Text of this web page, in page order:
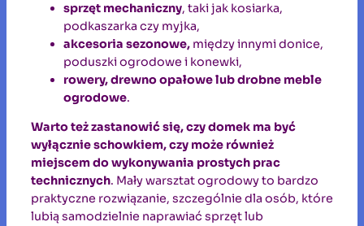
sprzęt mechaniczny, taki jak kosiarka,
podkaszarka czy myjka,
akcesoria sezonowe, między innymi donice,
poduszki ogrodowe i konewki,
rowery, drewno opałowe lub drobne meble
ogrodowe.
Warto też zastanowić się, czy domek ma być
wyłącznie schowkiem, czy może również
miejscem do wykonywania prostych prac
technicznych. Mały warsztat ogrodowy to bardzo
praktyczne rozwiązanie, szczególnie dla osób, które
lubią samodzielnie naprawiać sprzęt lub